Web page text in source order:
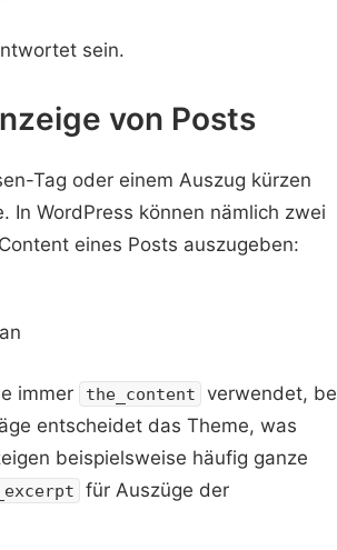
sein.
von Posts
Tag oder einem Auszug kürzen
In WordPress können nämlich zwei
eines Posts auszugeben:
immer the_content
verwendet,
entscheidet das Theme, was
beispielsweise häufig ganze
für Auszüge der